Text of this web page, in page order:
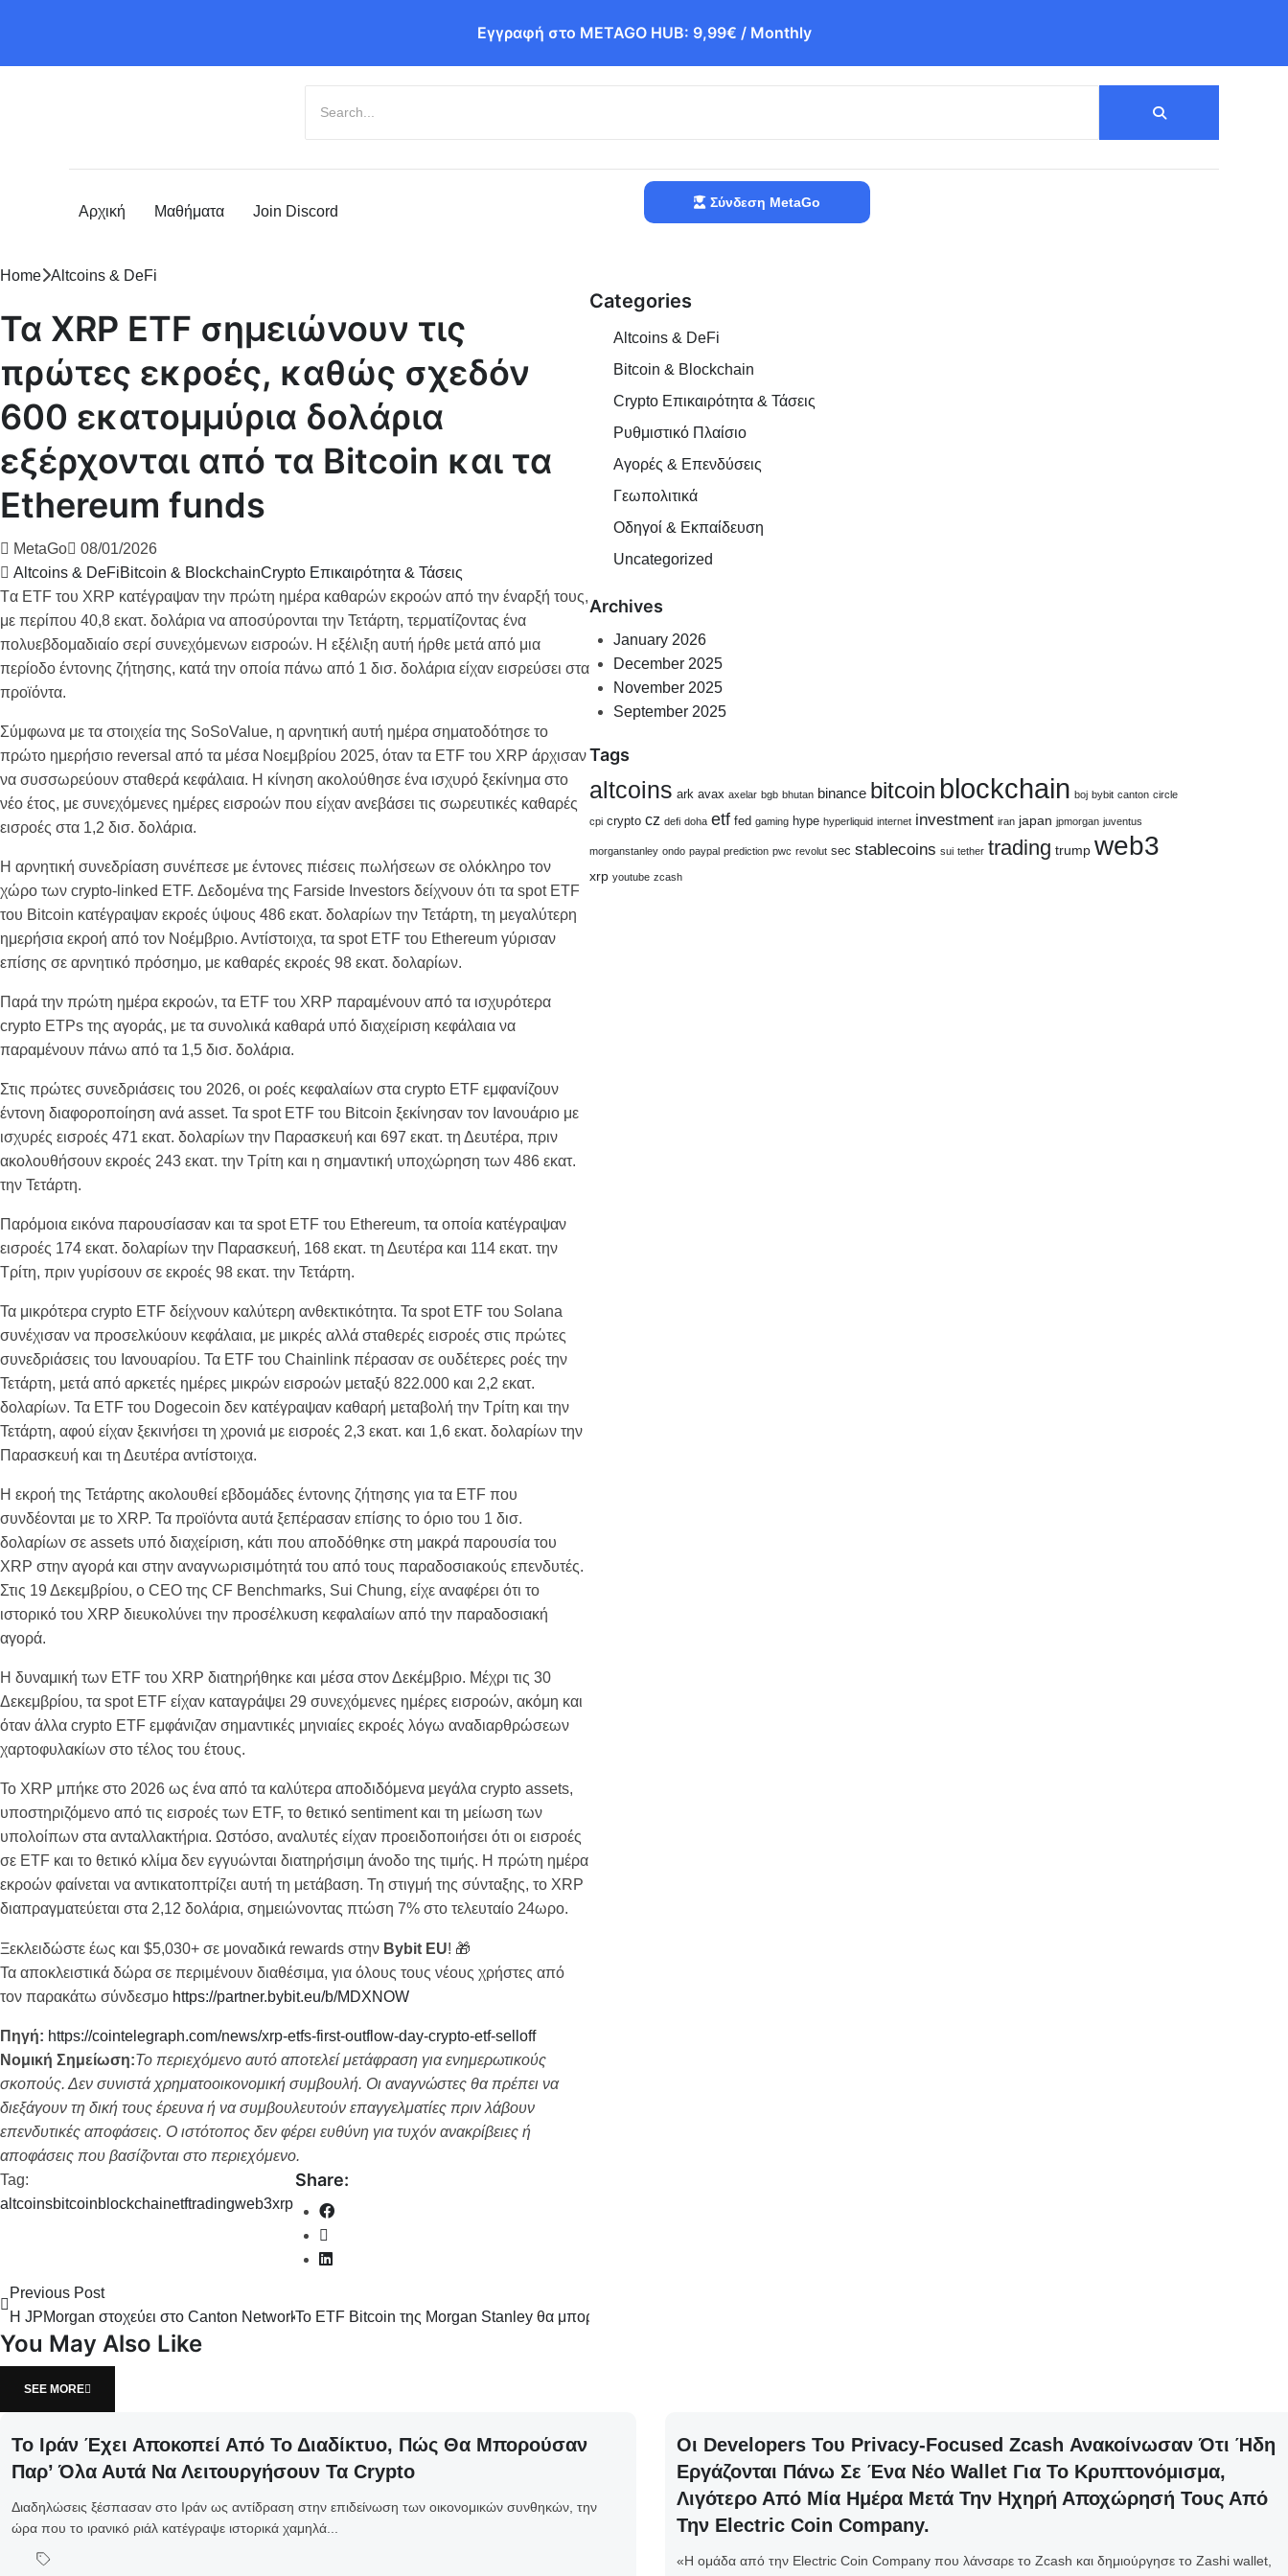
Εγγραφή στο METAGO HUB: 9,99€ / Monthly
Αρχική Μαθήματα Join Discord
Σύνδεση MetaGo
Home Altcoins & DeFi
Τα XRP ETF σημειώνουν τις
πρώτες εκροές, καθώς σχεδόν
600 εκατομμύρια δολάρια
εξέρχονται από τα Bitcoin και τα
Ethereum funds
MetaGo
08/01/2026
Altcoins & DeFiBitcoin & BlockchainCrypto Επικαιρότητα & Τάσεις
Tα ETF του XRP κατέγραψαν την πρώτη ημέρα καθαρών εκροών από την έναρξή τους,
με περίπου 40,8 εκατ. δολάρια να αποσύρονται την Τετάρτη, τερματίζοντας ένα
πολυεβδομαδιαίο σερί συνεχόμενων εισροών. Η εξέλιξη αυτή ήρθε μετά από μια
περίοδο έντονης ζήτησης, κατά την οποία πάνω από 1 δισ. δολάρια είχαν εισρεύσει στα
προϊόντα.
Σύμφωνα με τα στοιχεία της SoSoValue, η αρνητική αυτή ημέρα σηματοδότησε τo
πρώτo ημερήσιo reversal από τα μέσα Νοεμβρίου 2025, όταν τα ETF του XRP άρχισαν
να συσσωρεύουν σταθερά κεφάλαια. Η κίνηση ακολούθησε ένα ισχυρό ξεκίνημα στο
νέο έτος, με συνεχόμενες ημέρες εισροών που είχαν ανεβάσει τις σωρευτικές καθαρές
εισροές στα 1,2 δισ. δολάρια.
Η αρνητική συνεδρίαση συνέπεσε με έντονες πιέσεις πωλήσεων σε ολόκληρο τον
χώρο των crypto-linked ETF. Δεδομένα της Farside Investors δείχνουν ότι τα spot ETF
του Bitcoin κατέγραψαν εκροές ύψους 486 εκατ. δολαρίων την Τετάρτη, τη μεγαλύτερη
ημερήσια εκροή από τον Νοέμβριο. Αντίστοιχα, τα spot ETF του Ethereum γύρισαν
επίσης σε αρνητικό πρόσημο, με καθαρές εκροές 98 εκατ. δολαρίων.
Παρά την πρώτη ημέρα εκροών, τα ETF του XRP παραμένουν από τα ισχυρότερα
crypto ETPs της αγοράς, με τα συνολικά καθαρά υπό διαχείριση κεφάλαια να
παραμένουν πάνω από τα 1,5 δισ. δολάρια.
Στις πρώτες συνεδριάσεις του 2026, οι ροές κεφαλαίων στα crypto ETF εμφανίζουν
έντονη διαφοροποίηση ανά asset. Τα spot ETF του Bitcoin ξεκίνησαν τον Ιανουάριο με
ισχυρές εισροές 471 εκατ. δολαρίων την Παρασκευή και 697 εκατ. τη Δευτέρα, πριν
ακολουθήσουν εκροές 243 εκατ. την Τρίτη και η σημαντική υποχώρηση των 486 εκατ.
την Τετάρτη.
Παρόμοια εικόνα παρουσίασαν και τα spot ETF του Ethereum, τα οποία κατέγραψαν
εισροές 174 εκατ. δολαρίων την Παρασκευή, 168 εκατ. τη Δευτέρα και 114 εκατ. την
Τρίτη, πριν γυρίσουν σε εκροές 98 εκατ. την Τετάρτη.
Τα μικρότερα crypto ETF δείχνουν καλύτερη ανθεκτικότητα. Τα spot ETF του Solana
συνέχισαν να προσελκύουν κεφάλαια, με μικρές αλλά σταθερές εισροές στις πρώτες
συνεδριάσεις του Ιανουαρίου. Τα ETF του Chainlink πέρασαν σε ουδέτερες ροές την
Τετάρτη, μετά από αρκετές ημέρες μικρών εισροών μεταξύ 822.000 και 2,2 εκατ.
δολαρίων. Τα ETF του Dogecoin δεν κατέγραψαν καθαρή μεταβολή την Τρίτη και την
Τετάρτη, αφού είχαν ξεκινήσει τη χρονιά με εισροές 2,3 εκατ. και 1,6 εκατ. δολαρίων την
Παρασκευή και τη Δευτέρα αντίστοιχα.
Η εκροή της Τετάρτης ακολουθεί εβδομάδες έντονης ζήτησης για τα ETF που
συνδέονται με το XRP. Τα προϊόντα αυτά ξεπέρασαν επίσης το όριο του 1 δισ.
δολαρίων σε assets υπό διαχείριση, κάτι που αποδόθηκε στη μακρά παρουσία του
XRP στην αγορά και στην αναγνωρισιμότητά του από τους παραδοσιακούς επενδυτές.
Στις 19 Δεκεμβρίου, ο CEO της CF Benchmarks, Sui Chung, είχε αναφέρει ότι το
ιστορικό του XRP διευκολύνει την προσέλκυση κεφαλαίων από την παραδοσιακή
αγορά.
Η δυναμική των ETF του XRP διατηρήθηκε και μέσα στον Δεκέμβριο. Μέχρι τις 30
Δεκεμβρίου, τα spot ETF είχαν καταγράψει 29 συνεχόμενες ημέρες εισροών, ακόμη και
όταν άλλα crypto ETF εμφάνιζαν σημαντικές μηνιαίες εκροές λόγω αναδιαρθρώσεων
χαρτοφυλακίων στο τέλος του έτους.
Το XRP μπήκε στο 2026 ως ένα από τα καλύτερα αποδιδόμενα μεγάλα crypto assets,
υποστηριζόμενο από τις εισροές των ETF, το θετικό sentiment και τη μείωση των
υπολοίπων στα ανταλλακτήρια. Ωστόσο, αναλυτές είχαν προειδοποιήσει ότι οι εισροές
σε ETF και το θετικό κλίμα δεν εγγυώνται διατηρήσιμη άνοδο της τιμής. Η πρώτη ημέρα
εκροών φαίνεται να αντικατοπτρίζει αυτή τη μετάβαση. Τη στιγμή της σύνταξης, το XRP
διαπραγματεύεται στα 2,12 δολάρια, σημειώνοντας πτώση 7% στο τελευταίο 24ωρο.
Ξεκλειδώστε έως και $5,030+ σε μοναδικά rewards στην Bybit EU! 🎁
Τα αποκλειστικά δώρα σε περιμένουν διαθέσιμα, για όλους τους νέους χρήστες από
τον παρακάτω σύνδεσμο https://partner.bybit.eu/b/MDXNOW
Πηγή: https://cointelegraph.com/news/xrp-etfs-first-outflow-day-crypto-etf-selloff
Νομική Σημείωση:Το περιεχόμενο αυτό αποτελεί μετάφραση για ενημερωτικούς
σκοπούς. Δεν συνιστά χρηματοοικονομική συμβουλή. Οι αναγνώστες θα πρέπει να
διεξάγουν τη δική τους έρευνα ή να συμβουλευτούν επαγγελματίες πριν λάβουν
επενδυτικές αποφάσεις. Ο ιστότοπος δεν φέρει ευθύνη για τυχόν ανακρίβειες ή
αποφάσεις που βασίζονται στο περιεχόμενο.
Tag:
altcoinsbitcoinblockchainetftradingweb3xrp
Share:
Previous Post
Η JPMorgan στοχεύει στο Canton Network για την επόμενη φάση του JPM CoinΤο ETF Bitcoin της Morgan Stanley θα μπορούσε να προσφέρει στρατηγική αξία πέρα από τις εισροές, σύμφωνα με αναλυτές
Categories
Altcoins & DeFi
Bitcoin & Blockchain
Crypto Επικαιρότητα & Τάσεις
Ρυθμιστικό Πλαίσιο
Αγορές & Επενδύσεις
Γεωπολιτικά
Οδηγοί & Εκπαίδευση
Uncategorized
Archives
January 2026
December 2025
November 2025
September 2025
Tags
altcoins ark avax axelar bgb bhutan binance bitcoin blockchain boj bybit canton circle
cpi crypto cz defi doha etf fed gaming hype hyperliquid internet investment iran japan jpmorgan juventus
morganstanley ondo paypal prediction pwc revolut sec stablecoins sui tether trading trump web3
xrp youtube zcash
You May Also Like
SEE MORE
Το Ιράν Έχει Αποκοπεί Από Το Διαδίκτυο, Πώς Θα Μπορούσαν
Παρ’ Όλα Αυτά Να Λειτουργήσουν Τα Crypto
Διαδηλώσεις ξέσπασαν στο Ιράν ως αντίδραση στην επιδείνωση των οικονομικών συνθηκών, την
ώρα που το ιρανικό ριάλ κατέγραψε ιστορικά χαμηλά...
Οι Developers Του Privacy-Focused Zcash Ανακοίνωσαν Ότι Ήδη
Εργάζονται Πάνω Σε Ένα Νέο Wallet Για Το Κρυπτονόμισμα,
Λιγότερο Από Μία Ημέρα Μετά Την Ηχηρή Αποχώρησή Τους Από
Την Electric Coin Company.
«Η ομάδα από την Electric Coin Company που λάνσαρε το Zcash και δημιούργησε το Zashi wallet,